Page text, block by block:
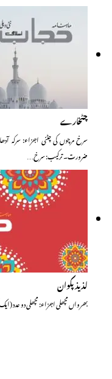
چٹخارے
سرخ مرچوں کی چٹنی اجزاء:
ضرورت۔ ترکیب: سرخ…
لذیذ پکوان
بھرواں مچھلی اجزاء: مچھلی دو عدد